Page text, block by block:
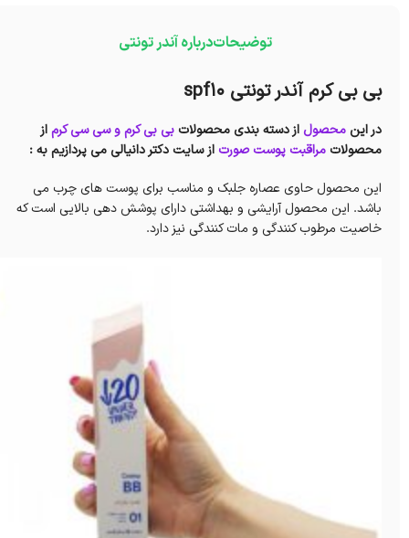
توضیحاتدرباره آندر تونتی
بی بی کرم آندر تونتی spf10
در این محصول از دسته بندی محصولات بی بی کرم و سی سی کرماز
محصولات مراقبت پوست صورت ازسایت دکتر دانیالی می پردازیم به :
این محصول حاوی عصاره جلبک و مناسب برای پوست های چرب می
باشد. این محصول آرایشی و بهداشتی دارای پوشش دهی بالایی است که
خاصیت مرطوب کنندگی و مات کنندگی نیز دارد.